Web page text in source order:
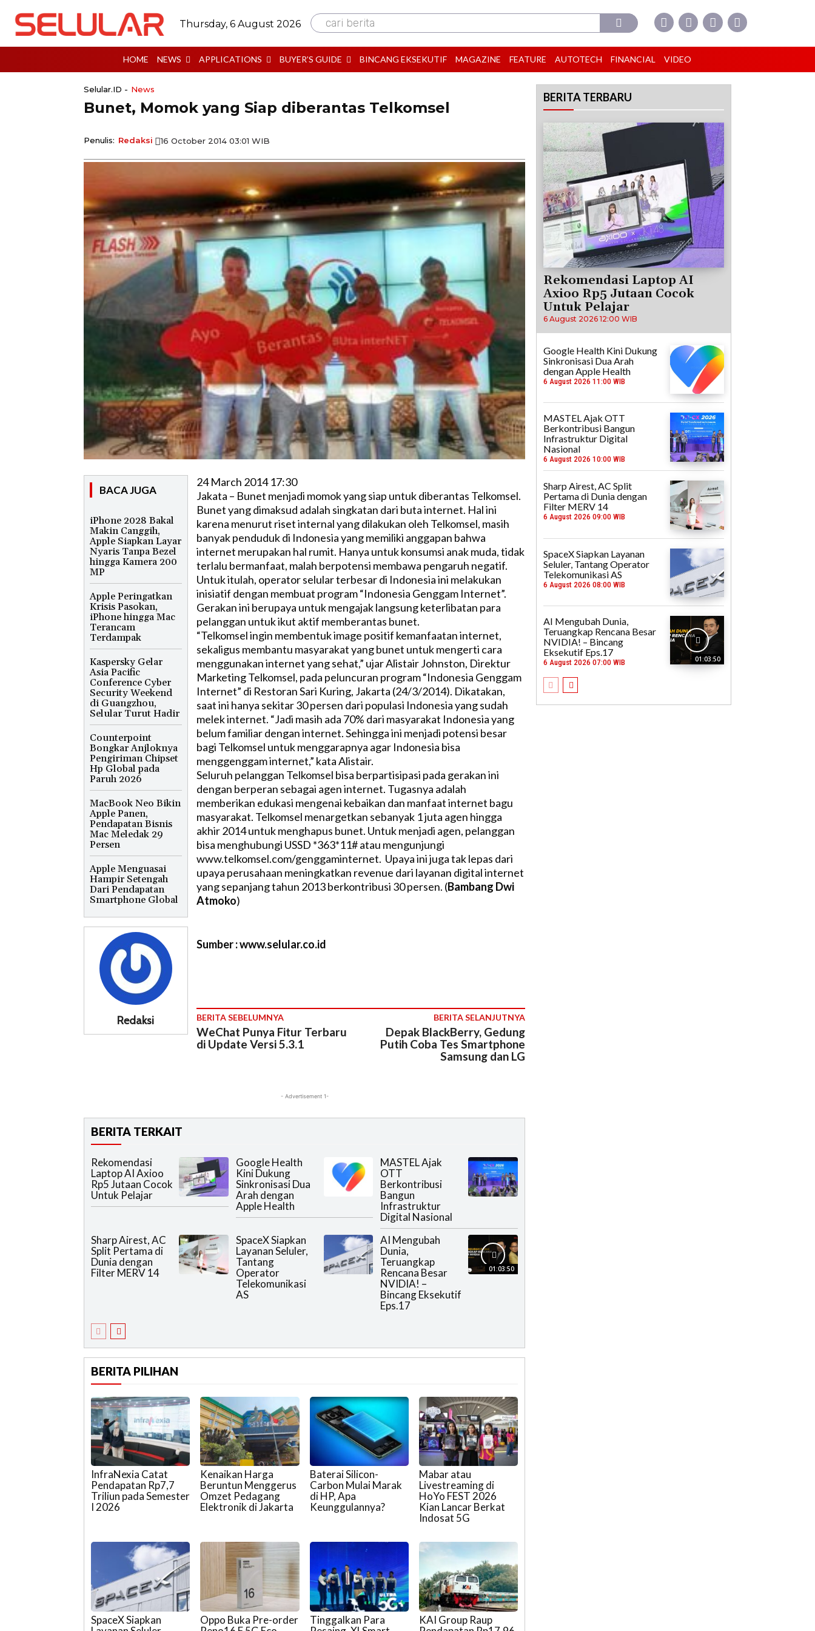
Thursday, 6 August 2026 cari berita
HOME NEWS APPLICATIONS BUYER’S GUIDE BINCANG EKSEKUTIF MAGAZINE FEATURE AUTOTECH FINANCIAL VIDEO
Selular.ID - News
Bunet, Momok yang Siap diberantas Telkomsel
Penulis: Redaksi 16 October 2014 03:01 WIB
BACA JUGA
iPhone 2028 Bakal
Makin Canggih,
Apple Siapkan Layar
Nyaris Tanpa Bezel
hingga Kamera 200
MP
Apple Peringatkan
Krisis Pasokan,
iPhone hingga Mac
Terancam
Terdampak
Kaspersky Gelar
Asia Pacific
Conference Cyber
Security Weekend
di Guangzhou,
Selular Turut Hadir
Counterpoint
Bongkar Anjloknya
Pengiriman Chipset
Hp Global pada
Paruh 2026
MacBook Neo Bikin
Apple Panen,
Pendapatan Bisnis
Mac Meledak 29
Persen
Apple Menguasai
Hampir Setengah
Dari Pendapatan
Smartphone Global
Redaksi
24 March 2014 17:30
Jakata – Bunet menjadi momok yang siap untuk diberantas Telkomsel.
Bunet yang dimaksud adalah singkatan dari buta internet. Hal ini
karena menurut riset internal yang dilakukan oleh Telkomsel, masih
banyak penduduk di Indonesia yang memiliki anggapan bahwa
internet merupakan hal rumit. Hanya untuk konsumsi anak muda, tidak
terlalu bermanfaat, malah berpotensi membawa pengaruh negatif.
Untuk itulah, operator selular terbesar di Indonesia ini melakukan
inisiatif dengan membuat program “Indonesia Genggam Internet”.
Gerakan ini berupaya untuk mengajak langsung keterlibatan para
pelanggan untuk ikut aktif memberantas bunet.
“Telkomsel ingin membentuk image positif kemanfaatan internet,
sekaligus membantu masyarakat yang bunet untuk mengerti cara
menggunakan internet yang sehat,” ujar Alistair Johnston, Direktur
Marketing Telkomsel, pada peluncuran program “Indonesia Genggam
Internet” di Restoran Sari Kuring, Jakarta (24/3/2014). Dikatakan,
saat ini hanya sekitar 30 persen dari populasi Indonesia yang sudah
melek internet. “Jadi masih ada 70% dari masyarakat Indonesia yang
belum familiar dengan internet. Sehingga ini menjadi potensi besar
bagi Telkomsel untuk menggarapnya agar Indonesia bisa
menggenggam internet,” kata Alistair.
Seluruh pelanggan Telkomsel bisa berpartisipasi pada gerakan ini
dengan berperan sebagai agen internet. Tugasnya adalah
memberikan edukasi mengenai kebaikan dan manfaat internet bagu
masyarakat. Telkomsel menargetkan sebanyak 1 juta agen hingga
akhir 2014 untuk menghapus bunet. Untuk menjadi agen, pelanggan
bisa menghubungi USSD *363*11# atau mengunjungi
www.telkomsel.com/genggaminternet. Upaya ini juga tak lepas dari
upaya perusahaan meningkatkan revenue dari layanan digital internet
yang sepanjang tahun 2013 berkontribusi 30 persen. (Bambang Dwi
Atmoko)
Sumber : www.selular.co.id
BERITA SEBELUMNYA
WeChat Punya Fitur Terbaru
di Update Versi 5.3.1
BERITA SELANJUTNYA
Depak BlackBerry, Gedung
Putih Coba Tes Smartphone
Samsung dan LG
- Advertisement 1-
BERITA TERKAIT
Rekomendasi
Laptop AI Axioo
Rp5 Jutaan Cocok
Untuk Pelajar
Google Health
Kini Dukung
Sinkronisasi Dua
Arah dengan
Apple Health
MASTEL Ajak
OTT
Berkontribusi
Bangun
Infrastruktur
Digital Nasional
Sharp Airest, AC
Split Pertama di
Dunia dengan
Filter MERV 14
SpaceX Siapkan
Layanan Seluler,
Tantang
Operator
Telekomunikasi
AS
01:03:50
AI Mengubah
Dunia,
Teruangkap
Rencana Besar
NVIDIA! –
Bincang Eksekutif
Eps.17
BERITA PILIHAN
InfraNexia Catat
Pendapatan Rp7,7
Triliun pada Semester
I 2026
Kenaikan Harga
Beruntun Menggerus
Omzet Pedagang
Elektronik di Jakarta
Baterai Silicon-
Carbon Mulai Marak
di HP, Apa
Keunggulannya?
Mabar atau
Livestreaming di
HoYo FEST 2026
Kian Lancar Berkat
Indosat 5G
SpaceX Siapkan
Oppo Buka Pre-order
Tinggalkan Para
KAI Group Raup
BERITA TERBARU
Rekomendasi Laptop AI
Axioo Rp5 Jutaan Cocok
Untuk Pelajar
6 August 2026 12:00 WIB
Google Health Kini Dukung
Sinkronisasi Dua Arah
dengan Apple Health
6 August 2026 11:00 WIB
MASTEL Ajak OTT
Berkontribusi Bangun
Infrastruktur Digital
Nasional
6 August 2026 10:00 WIB
Sharp Airest, AC Split
Pertama di Dunia dengan
Filter MERV 14
6 August 2026 09:00 WIB
SpaceX Siapkan Layanan
Seluler, Tantang Operator
Telekomunikasi AS
6 August 2026 08:00 WIB
01:03:50
AI Mengubah Dunia,
Teruangkap Rencana Besar
NVIDIA! – Bincang
Eksekutif Eps.17
6 August 2026 07:00 WIB